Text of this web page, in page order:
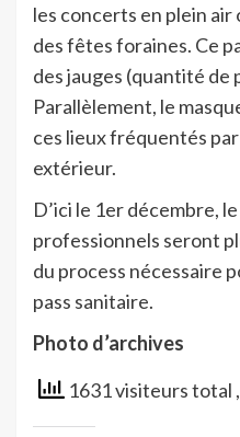
les concerts en plein
des fêtes foraines. Ce
des jauges (quantité de
Parallèlement, le
ces lieux fréquentés
extérieur.
D’ici le 1er décembre,
professionnels seront
du process nécessaire
pass sanitaire.
Photo d’archives
1631 visiteurs total